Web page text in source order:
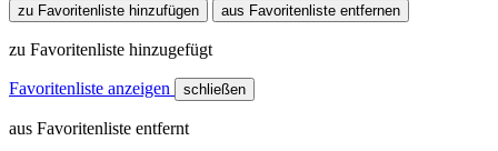
zu Favoritenliste hinzufügen aus Favoritenliste entfernen
zu Favoritenliste hinzugefügt
Favoritenliste anzeigen schließen
aus Favoritenliste entfernt